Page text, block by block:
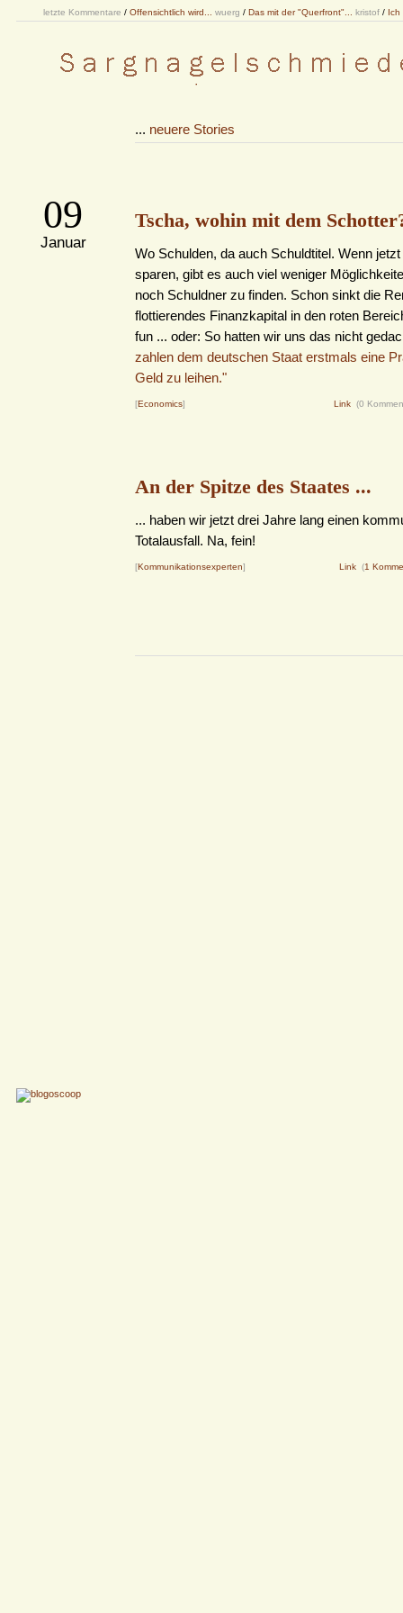
letzte Kommentare / Offensichtlich wird... wuerg / Das mit der "Querfront"... kristof / Ich
... neuere Stories
09
Januar
Tscha, wohin mit dem
Wo Schulden, da auch Schuldtitel. Wenn
sparen, gibt es auch viel weniger
noch Schuldner zu finden. Schon sinkt die
flottierendes Finanzkapital in den roten
fun ... oder: So hatten wir uns das nicht
zahlen dem deutschen Staat erstmals eine
Geld zu leihen."
[Economics] Link (0
An der Spitze des Staates ...
... haben wir jetzt drei Jahre lang einen
Totalausfall. Na, fein!
[Kommunikationsexperten] Link (1